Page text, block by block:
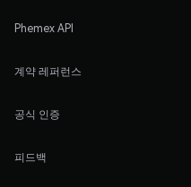
Phemex API
계약 레퍼런스
공식 인증
피드백